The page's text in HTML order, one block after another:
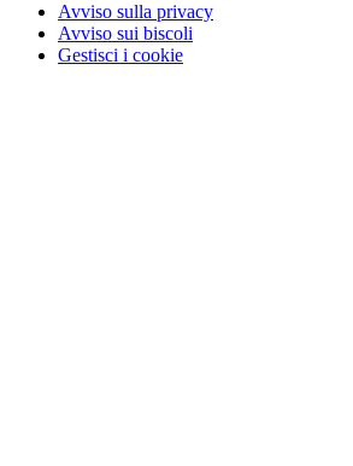
Avviso sulla privacy
Avviso sui biscoli
Gestisci i cookie